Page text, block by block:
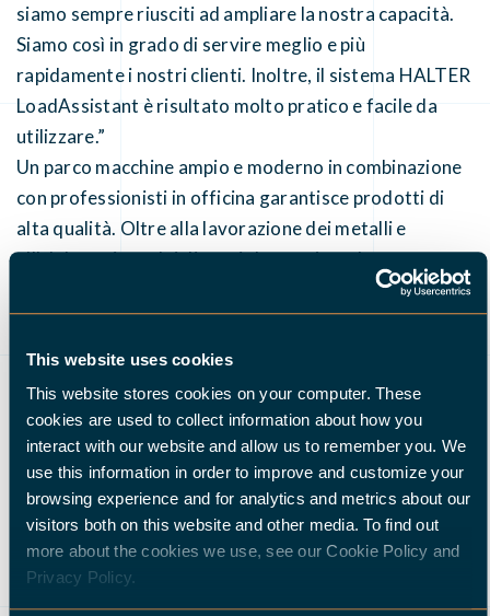
This website uses cookies
This website stores cookies on your computer. These
cookies are used to collect information about how you
interact with our website and allow us to remember you. We
use this information in order to improve and customize your
browsing experience and for analytics and metrics about our
visitors both on this website and other media. To find out
more about the cookies we use, see our Cookie Policy and
Privacy Policy.
siamo sempre riusciti ad ampliare la nostra capacità.
Siamo così in grado di servire meglio e più
rapidamente i nostri clienti. Inoltre, il sistema HALTER
LoadAssistant è risultato molto pratico e facile da
utilizzare.”
Un parco macchine ampio e moderno in combinazione
con professionisti in officina garantisce prodotti di
alta qualità. Oltre alla lavorazione dei metalli e
all'elaborazione dei disegni, Jeva può anche